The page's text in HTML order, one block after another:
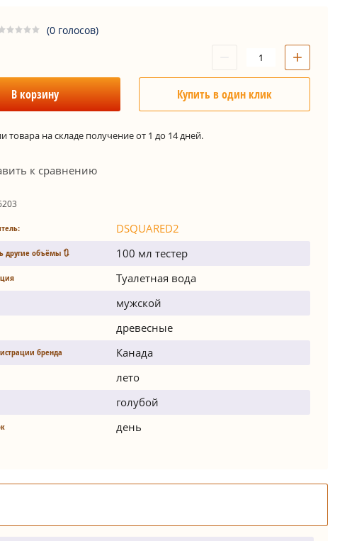
(0 голосов)
+
В корзину Купить в один клик
товара на складе получение от 1 до 14 дней.
к сравнению
DSQUARED2
другие объёмы 🔃 100 мл тестер
Туалетная вода
мужской
древесные
бренда Канада
лето
голубой
день